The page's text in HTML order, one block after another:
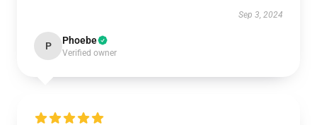
Sep 3, 2024
P Phoebe
Verified owner